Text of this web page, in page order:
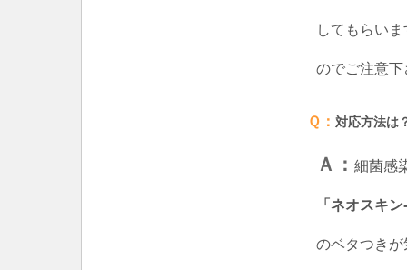
してもらい
のでご注意下
Ｑ： 対応方法は
Ａ： 細菌感
「ネオスキ
のベタつき